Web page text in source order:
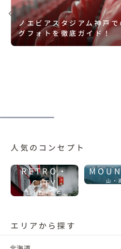
ノエビアスタジアム神戸
グフォトを徹底ガイド！
人気のコンセプト
RETRO・
CITY
レトロ・街中
山・
エリアから探す